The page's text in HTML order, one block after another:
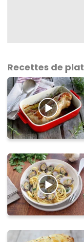
Recettes de